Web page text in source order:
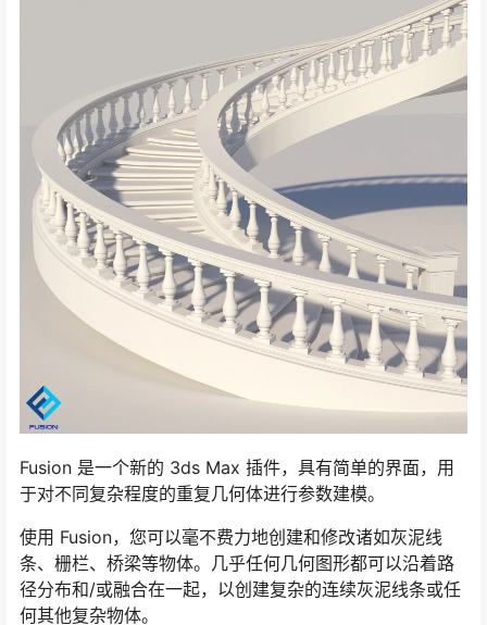
Fusion 是一个新的 3ds Max 插件，具有简单的界面，用
于对不同复杂程度的重复几何体进行参数建模。
使用 Fusion，您可以毫不费力地创建和修改诸如灰泥线
条、栅栏、桥梁等物体。几乎任何几何图形都可以沿着路
径分布和/或融合在一起，以创建复杂的连续灰泥线条或任
何其他复杂物体。